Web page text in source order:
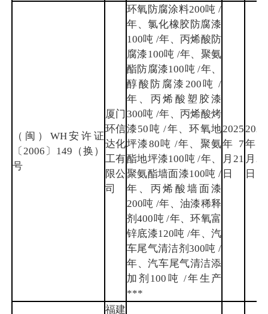
（闽）WH安许证
〔2006〕149（换）
号
厦门
环信
达化
工有
限公
司
环氧防腐涂料200吨 /
年、氯化橡胶防腐漆
100吨 /年、丙烯酸防
腐漆100吨 /年、聚氨
酯防腐漆100吨 /年、
醇酸防腐漆200吨 /
年、丙烯酸塑胶漆
300吨 /年、丙烯酸烤
漆50吨 /年、环氧地
坪漆80吨 /年、聚氨
酯地坪漆100吨 /年、
聚氨酯墙面漆100吨 /
年、丙烯酸墙面漆
200吨 /年、油漆稀释
剂400吨 /年、环氧富
锌底漆120吨 /年、汽
车尾气清洁剂300吨 /
年、汽车尾气清洁添
加剂100吨 /年生产
***
2025
年7
月21
日
2028
年7
月20
日
福建